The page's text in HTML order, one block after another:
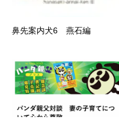
鼻先案内犬6 燕石編